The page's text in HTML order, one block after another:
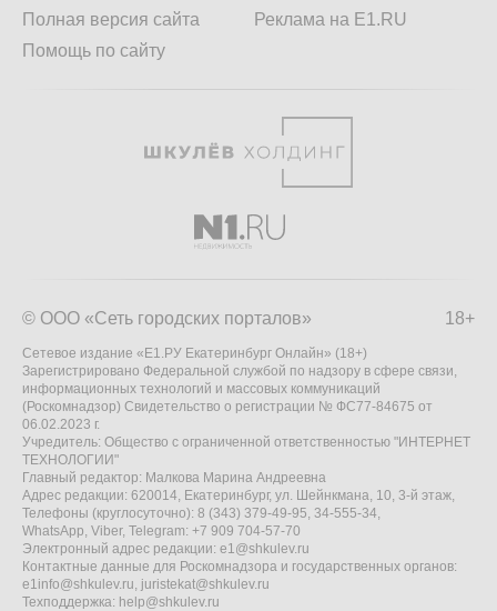
Полная версия сайта
Помощь по сайту
Реклама на E1.RU
18+
© ООО «Сеть городских порталов»
Сетевое издание «Е1.РУ Екатеринбург Онлайн» (18+)
Зарегистрировано Федеральной службой по надзору в сфере связи,
информационных технологий и массовых коммуникаций
(Роскомнадзор) Свидетельство о регистрации № ФС77-84675 от
06.02.2023 г.
Учредитель: Общество с ограниченной ответственностью "ИНТЕРНЕТ
ТЕХНОЛОГИИ"
Главный редактор: Малкова Марина Андреевна
Адрес редакции: 620014, Екатеринбург, ул. Шейнкмана, 10, 3-й этаж,
Телефоны (круглосуточно): 8 (343) 379-49-95, 34-555-34,
WhatsApp, Viber, Telegram: +7 909 704-57-70
Электронный адрес редакции: e1@shkulev.ru
Контактные данные для Роскомнадзора и государственных органов:
e1info@shkulev.ru, juristekat@shkulev.ru
Техподдержка: help@shkulev.ru